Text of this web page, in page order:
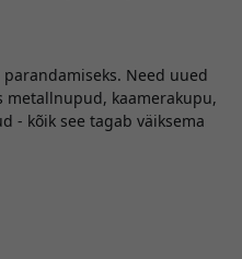
Need uued
kaamerakupu,
- kõik see tagab väiksema